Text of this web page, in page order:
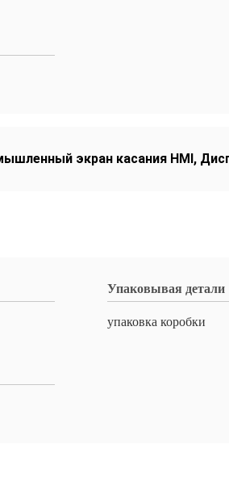
экран касания HMI,
Упаковывая детали
упаковка коробки